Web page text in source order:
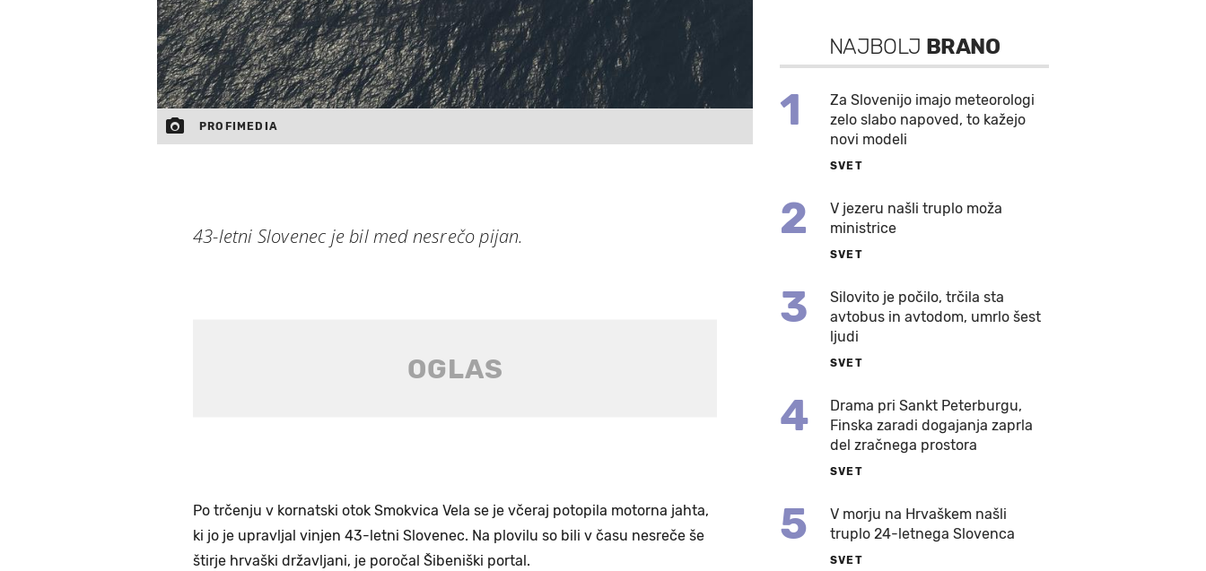
PROFIMEDIA
43-letni Slovenec je bil med nesrečo pijan.
Po trčenju v kornatski otok Smokvica Vela se je včeraj potopila motorna jahta,
ki jo je upravljal vinjen 43-letni Slovenec. Na plovilu so bili v času nesreče še
štirje hrvaški državljani, je poročal Šibeniški portal.
NAJBOLJ BRANO
1
Za Slovenijo imajo meteorologi
zelo slabo napoved, to kažejo
novi modeli
SVET
2
V jezeru našli truplo moža
ministrice
SVET
3
Silovito je počilo, trčila sta
avtobus in avtodom, umrlo šest
ljudi
SVET
4
Drama pri Sankt Peterburgu,
Finska zaradi dogajanja zaprla
del zračnega prostora
SVET
5
V morju na Hrvaškem našli
truplo 24-letnega Slovenca
SVET